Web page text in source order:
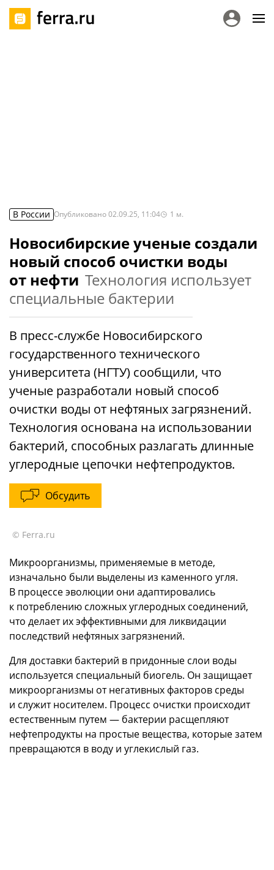
В России Опубликовано02.09.25, 11:04 1 м.
Новосибирские ученые создали
новый способ очистки воды
от нефти Технология использует
специальные бактерии
В пресс-службе Новосибирского
государственного технического
университета (НГТУ) сообщили, что
ученые разработали новый способ
очистки воды от нефтяных загрязнений.
Технология основана на использовании
бактерий, способных разлагать длинные
углеродные цепочки нефтепродуктов.
Обсудить
© Ferra.ru
Микроорганизмы, применяемые в методе,
изначально были выделены из каменного угля.
В процессе эволюции они адаптировались
к потреблению сложных углеродных соединений,
что делает их эффективными для ликвидации
последствий нефтяных загрязнений.
Для доставки бактерий в придонные слои воды
используется специальный биогель. Он защищает
микроорганизмы от негативных факторов среды
и служит носителем. Процесс очистки происходит
естественным путем — бактерии расщепляют
нефтепродукты на простые вещества, которые затем
превращаются в воду и углекислый газ.